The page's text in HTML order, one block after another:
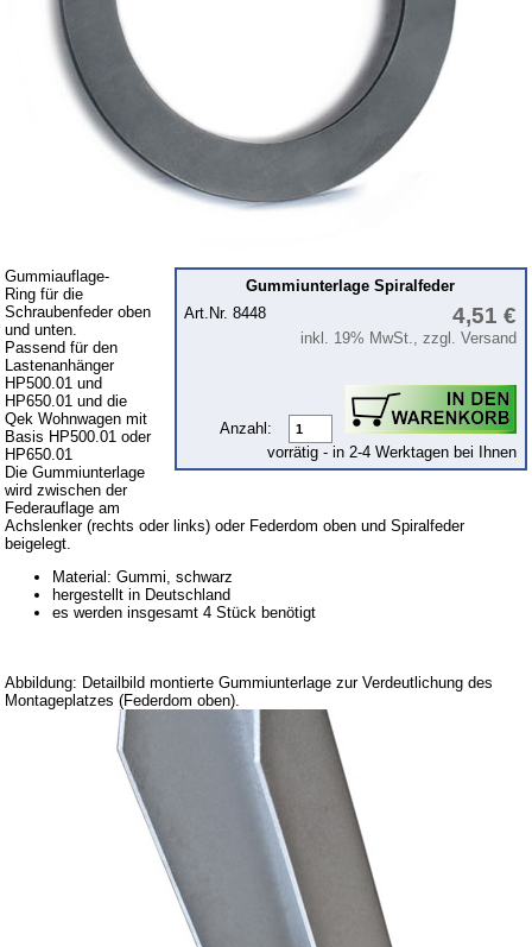
Qek
Sonderanfertigungen
Glühlampen
KFZ-Leitungen & Zubehör
Werkstattbedarf
Sonderposten
Service
Datenschutz
Batterierücknahme
Versandkosten
Produktindex
Suchfunktion
Warenkorb
Gummiunterlage Spiralfeder
Art.Nr. 8448
4,51 €
inkl. 19% MwSt., zzgl. Versand
Anzahl:
vorrätig - in 2-4 Werktagen bei Ihnen
Gummiauflage-
Ring für die
Schraubenfeder oben
und unten.
Passend für den
Lastenanhänger
HP500.01 und
HP650.01 und die
Qek Wohnwagen mit
Basis HP500.01 oder
HP650.01
Die Gummiunterlage
wird zwischen der
Federauflage am
Achslenker (rechts oder links) oder Federdom oben und Spiralfeder
beigelegt.
Material: Gummi, schwarz
hergestellt in Deutschland
es werden insgesamt 4 Stück benötigt
Abbildung: Detailbild montierte Gummiunterlage zur Verdeutlichung des
Montageplatzes (Federdom oben).